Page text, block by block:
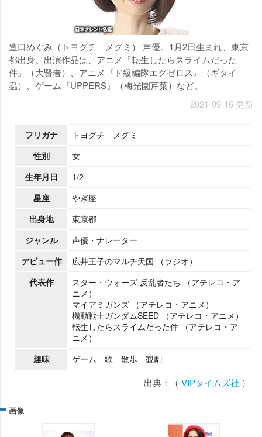
豊口めぐみ（トヨグチ メグミ） 声優。1月2日生まれ、東京
都出身。出演作品は、アニメ『転生したらスライムだった
件』（大賢者）、アニメ『ド級編隊エグゼロス』（ギタイ
蟲）、ゲーム『UPPERS』（梅光園芹菜）など。
2021-09-16 更新
フリガナ
トヨグチ メグミ
性別
女
生年月日
1/2
星座
ぎ座
出身地
東京都
ジャンル
声優・ナレーター
デビュー作
広井王子のマルチ天国 （ラジオ）
代表作
スター・ウォーズ 反乱者たち （アテレコ・ア
ニメ）
マイアミガンズ （アテレコ・アニメ）
機動戦士ガンダムSEED （アテレコ・アニメ）
転生したらスライムだった件 （アテレコ・ア
ニメ）
趣味
ゲーム 歌 散歩 観劇
出典：（ VIPタイムズ社 ）
画像